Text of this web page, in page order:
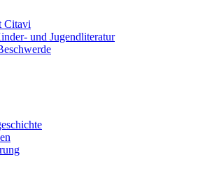
Citavi
und Jugendliteratur